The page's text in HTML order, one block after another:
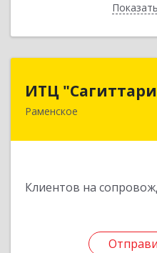
ИТЦ
Раменское
Клиентов на